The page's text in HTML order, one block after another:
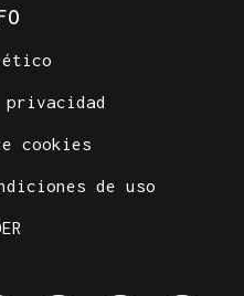
ético
cookies
de uso